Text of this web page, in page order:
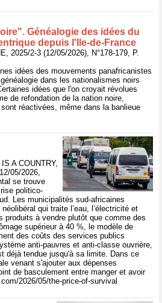
Généalogie des idées du
depuis l'Ile-de-France
2025/2-3 (12/05/2026), N°178-179, P.
idées des mouvements panafricanistes
dans les nationalismes noirs
idées que l'on croyait révolues
de refondation de la nation noire,
réactivées, même dans la banlieue
A COUNTRY,
05/2026,
se trouve
politico-
Les municipalités sud-africaines
qui traite l’eau, l’électricité et
produits à vendre plutôt que comme des
supérieur à 40 %, le modèle de
des coûts des services publics
anti-pauvres et anti-classe ouvrière,
déjà tendue jusqu'à sa limite. Dans ce
venant s'ajouter aux dépenses
de basculement entre manger et avoir
2026/05/the-price-of-survival